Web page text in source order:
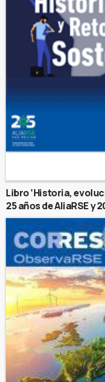
Libro ‘Historia,
25 años de AliaRSE y